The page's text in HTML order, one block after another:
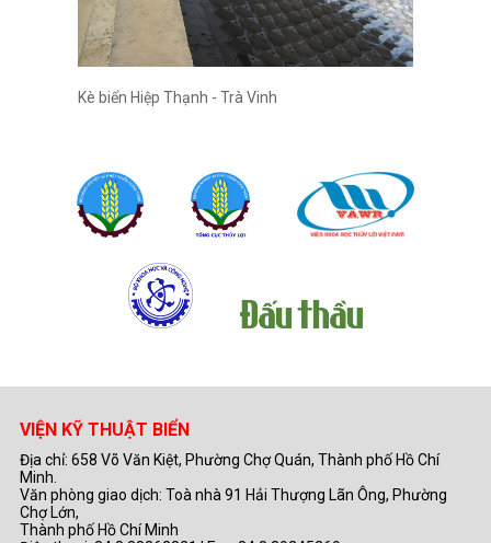
Kè biển Hiệp Thạnh - Trà Vinh
VIỆN KỸ THUẬT BIỂN
Địa chỉ: 658 Võ Văn Kiệt, Phường Chợ Quán, Thành phố Hồ Chí
Minh.
Văn phòng giao dịch: Toà nhà 91 Hải Thượng Lãn Ông, Phường
Chợ Lớn,
Thành phố Hồ Chí Minh